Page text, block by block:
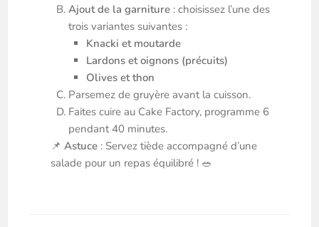
Ajout de la garniture : choisissez l’une des
trois variantes suivantes :
Knacki et moutarde
Lardons et oignons (précuits)
Olives et thon
Parsemez de gruyère avant la cuisson.
Faites cuire au Cake Factory, programme 6
pendant 40 minutes.
📌Astuce : Servez tiède accompagné d’une
salade pour un repas équilibré ! 🥗